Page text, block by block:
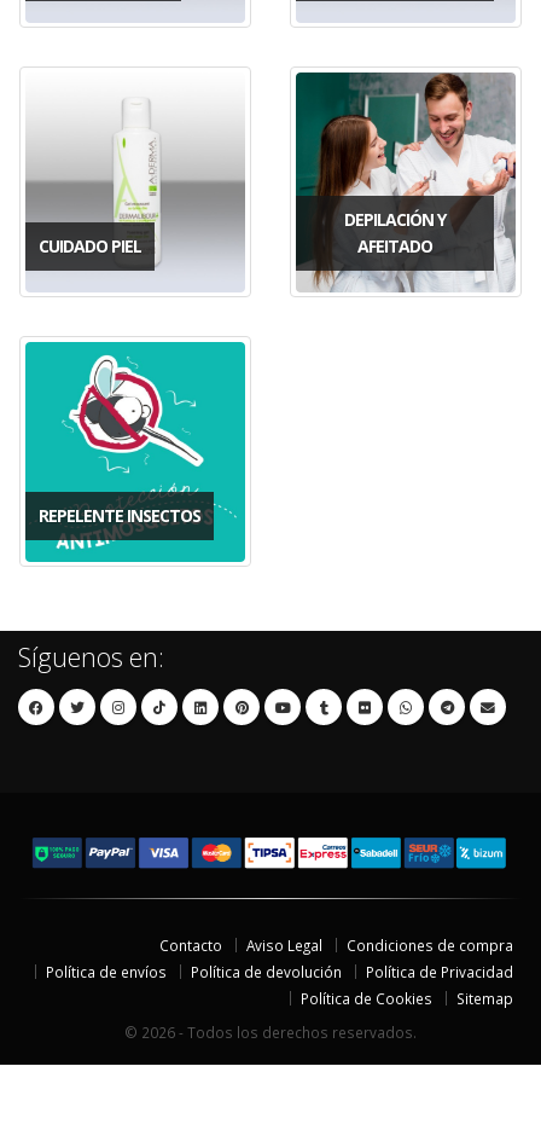
CUIDADO PIEL
DEPILACIÓN Y
AFEITADO
REPELENTE INSECTOS
Síguenos en:
Contacto Aviso Legal
Condiciones de compra
Política de envíos
Política de devolución
Política de Privacidad
Política de Cookies
Sitemap
© 2026 - Todos los derechos reservados.